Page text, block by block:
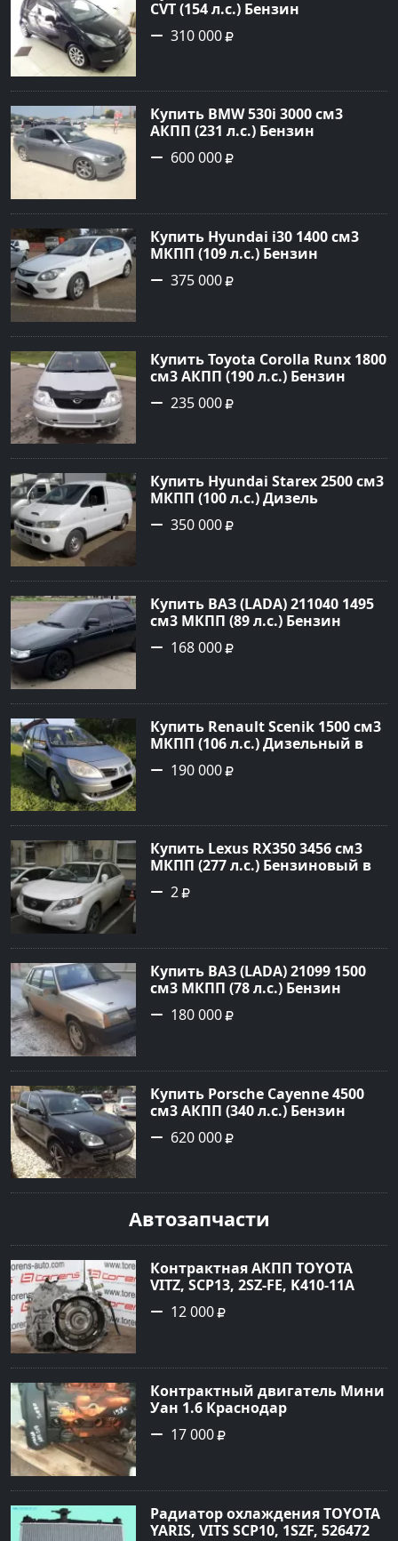
CVT (154 л.с.) Бензин
турбонаддув в Краснодар:
цвет Чёрный металик Хетчбэк
сайте Авторынок23
310 000
Купить BMW 530i 3000 см3
АКПП (231 л.с.) Бензин
инжектор в Новороссийск:
цвет серый Седан 2004 года по
Авторынок23
600 000
Купить Hyundai i30 1400 см3
МКПП (109 л.с.) Бензин
инжектор в Кропоткин: цвет
белый Хетчбэк 2011 года по
Авторынок23
375 000
Купить Toyota Corolla Runx 1800
см3 АКПП (190 л.с.) Бензин
инжектор в Тихорецк: цвет
Серый Хетчбэк 2002 года по
Авторынок23
235 000
Купить Hyundai Starex 2500 см3
МКПП (100 л.с.) Дизель
турбонаддув в Краснодар:
цвет белый Фургон 2014 года
Авторынок23
350 000
Купить ВАЗ (LADA) 211040 1495
см3 МКПП (89 л.с.) Бензин
инжектор в Краснодвр: цвет
Черный Седан 2007 года по
Авторынок23
168 000
Купить Renault Scenik 1500 см3
МКПП (106 л.с.) Дизельный в
Белореченск: цвет Голубой
Универсал 2007 года по цене
190 000
Купить Lexus RX350 3456 см3
МКПП (277 л.с.) Бензиновый в
Краснодар: цвет
Перламутрово-белый
№3746 на сайте Авторынок23
2
Купить ВАЗ (LADA) 21099 1500
см3 МКПП (78 л.с.) Бензин
инжектор в Гостагаевская :
цвет Серебряный Седан 2001
Авторынок23
180 000
Купить Porsche Cayenne 4500
см3 АКПП (340 л.с.) Бензин
турбонаддув в Новороссийск:
цвет черный Внедорожник
сайте Авторынок23
620 000
Автозапчасти
Контрактная АКПП TOYOTA
VITZ, SCP13, 2SZ-FE, K410-11A
Ростов
12 000
Контрактный двигатель Мини
Уан 1.6 Краснодар
17 000
Радиатор охлаждения TOYOTA
YARIS, VITS SCP10, 1SZF, 5264720